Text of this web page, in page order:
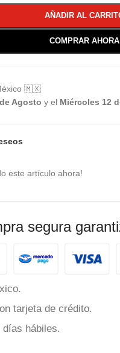
AÑADIR AL
COMPRAR AHORA
🇲🇽
Agosto y el Miércoles 12
este artículo ahora!
segura
tarjeta de crédito.
días hábiles.